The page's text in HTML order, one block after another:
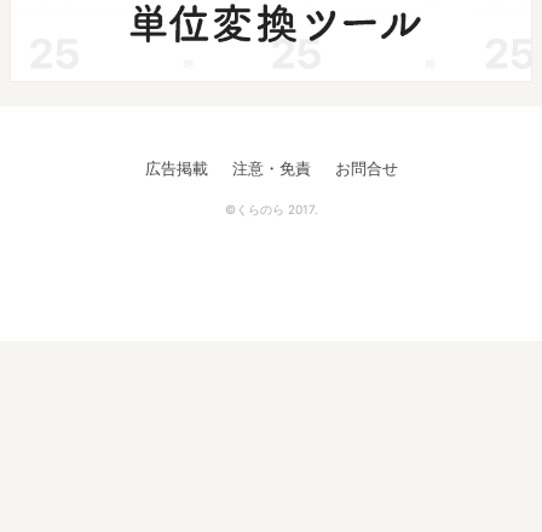
広告掲載 注意・免責 お問合せ
©くらのら 2017.